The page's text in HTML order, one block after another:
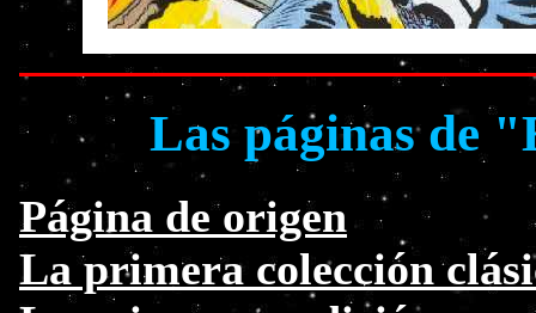
Las páginas de
Página de origen
La primera colección